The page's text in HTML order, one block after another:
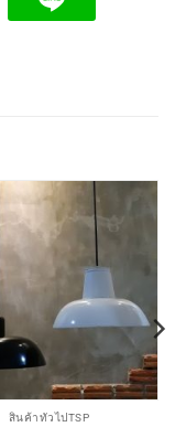
สินค้าทั่วไปTSP